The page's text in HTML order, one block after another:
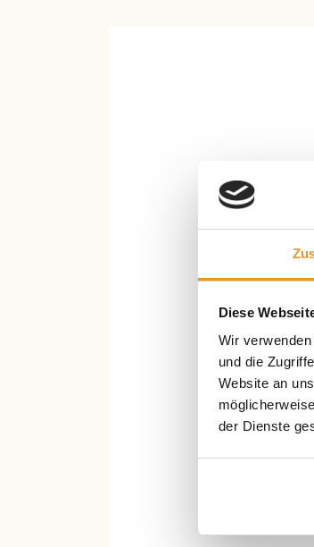
Diese
Wir
und die
Website an
der Dienste